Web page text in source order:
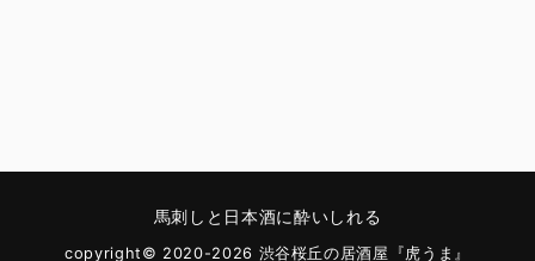
馬刺しと日本酒に酔いしれる
copyright© 2020-2026 渋谷桜丘の居酒屋『虎うま』